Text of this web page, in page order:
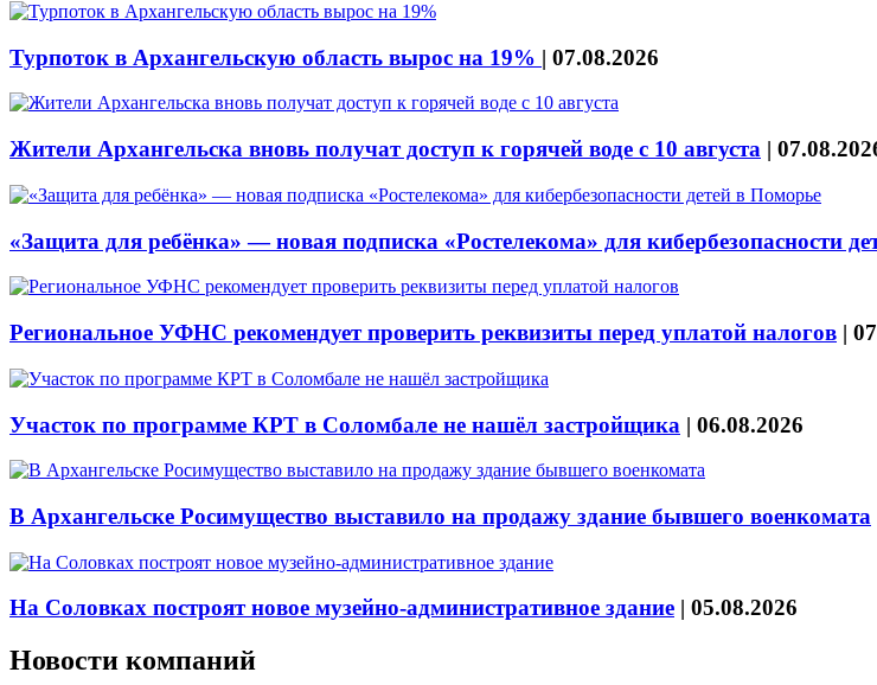
Турпоток в Архангельскую область вырос на 19% | 07.08.2026
Жители Архангельска вновь получат доступ к горячей воде с 10 августа |
«Защита для ребёнка» — новая подписка «Ростелекома» для кибербезопасности
Региональное УФНС рекомендует проверить реквизиты перед уплатой налогов |
Участок по программе КРТ в Соломбале не нашёл застройщика | 06.08.2026
В Архангельске Росимущество выставило на продажу здание бывшего военкомата
На Соловках построят новое музейно-административное здание | 05.08.2026
Новости компаний